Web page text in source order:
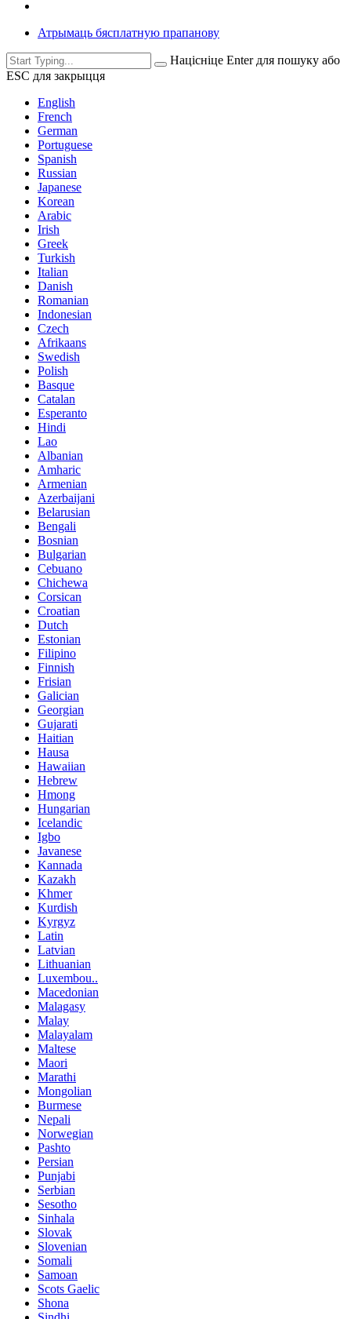
Атрымаць бясплатную прапанову
Націсніце Enter для пошуку або
ESC для закрыцця
English
French
German
Portuguese
Spanish
Russian
Japanese
Korean
Arabic
Irish
Greek
Turkish
Italian
Danish
Romanian
Indonesian
Czech
Afrikaans
Swedish
Polish
Basque
Catalan
Esperanto
Hindi
Lao
Albanian
Amharic
Armenian
Azerbaijani
Belarusian
Bengali
Bosnian
Bulgarian
Cebuano
Chichewa
Corsican
Croatian
Dutch
Estonian
Filipino
Finnish
Frisian
Galician
Georgian
Gujarati
Haitian
Hausa
Hawaiian
Hebrew
Hmong
Hungarian
Icelandic
Igbo
Javanese
Kannada
Kazakh
Khmer
Kurdish
Kyrgyz
Latin
Latvian
Lithuanian
Luxembou..
Macedonian
Malagasy
Malay
Malayalam
Maltese
Maori
Marathi
Mongolian
Burmese
Nepali
Norwegian
Pashto
Persian
Punjabi
Serbian
Sesotho
Sinhala
Slovak
Slovenian
Somali
Samoan
Scots Gaelic
Shona